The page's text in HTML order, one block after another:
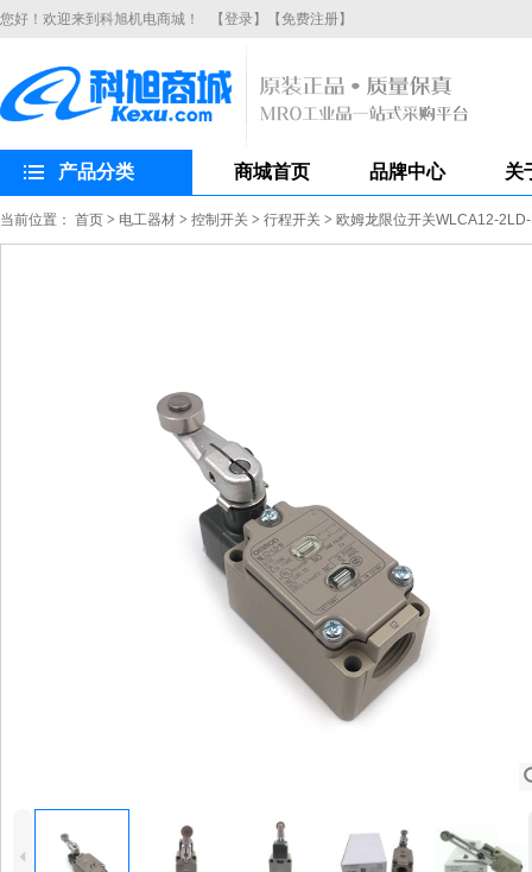
您好！欢迎来到科旭机电商城！ 【登录】 【免费注册】
产品分类 商城首页 品牌中心 关
当前位置： 首页 > 电工器材 > 控制开关 > 行程开关 > 欧姆龙限位开关WLCA12-
4